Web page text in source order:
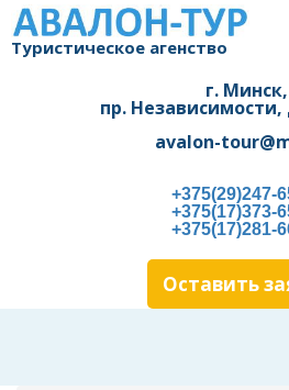
Туристическое агенство
г. Минск,
пр. Независимости,
avalon-
+375(29)247-
+375(17)373-
+375(17)281-
Оставить